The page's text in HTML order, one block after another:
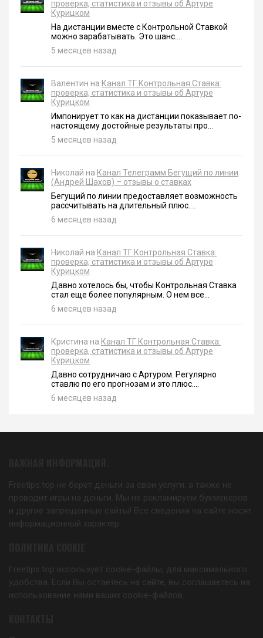
проверка, статистика и отзывы об Артуре
Курицком
На дистанции вместе с Контрольной Ставкой
можно зарабатывать. Это шанс....
5 месяцев назад
Валентин на Канал ТГ Контрольная Ставка:
проверка, статистика и отзывы об Артуре
Курицком
Импонирует то как на дистанции показывает по-
настоящему достойные результаты про...
5 месяцев назад
Николай на Канал Телеграмм Бегущий по линии
(Андрей Шахов) – отзывы о ставках
Бегущий по линии предоставляет возможность
рассчитывать на длительный плюс....
6 месяцев назад
Николай на Канал ТГ Контрольная Ставка:
проверка, статистика и отзывы об Артуре
Курицком
Давно хотелось бы, чтобы Контрольная Ставка
стал еще более популярным. О нем все...
6 месяцев назад
Кристина на Канал ТГ Контрольная Ставка:
проверка, статистика и отзывы об Артуре
Курицком
Давно сотрудничаю с Артуром. Регулярно
ставлю по его прогнозам и это плюс....
6 месяцев назад
Freetips.top не берет деньги за свои услуги, а также не
проводит игры на деньги. Мы не рекламируем букмекеров
и другие запрещенные сайты! Все сведения на сайте носят
информационный характер.
Freetips.top использует cookie-файлы, для максимального
удобства. Если Вы остаетесь на сайте, вы соглашаетесь на
использование нами ваших cookie-файлов.